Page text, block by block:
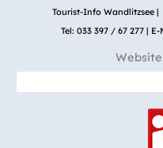
Tourist-Info Wandlitzsee
Tel: 033 397 / 67 277 | E-